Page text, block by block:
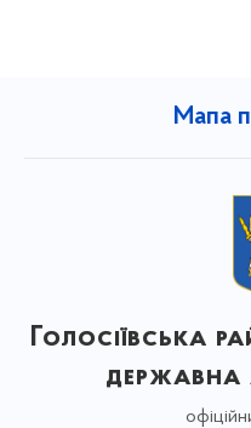
Мапа
Голосіївська
державна